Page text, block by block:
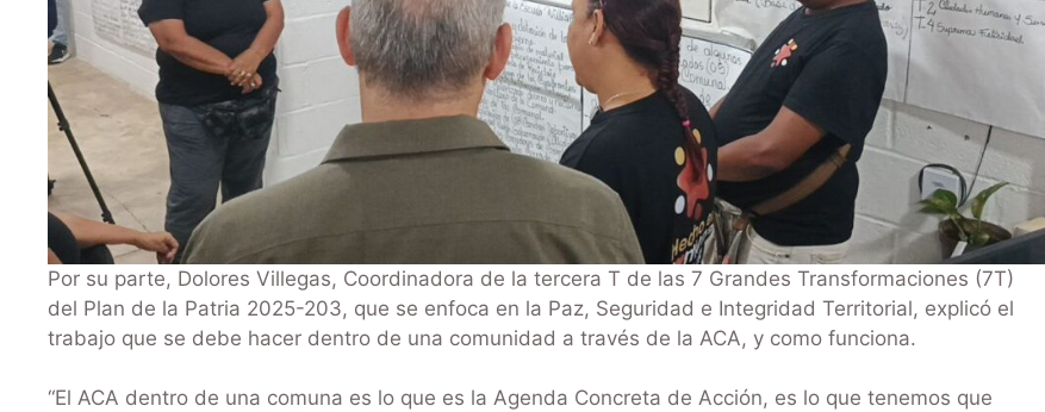
Por su parte, Dolores Villegas, Coordinadora de la tercera T de las 7 Grandes Transformaciones (7T)
del Plan de la Patria 2025-203, que se enfoca en la Paz, Seguridad e Integridad Territorial, explicó el
trabajo que se debe hacer dentro de una comunidad a través de la ACA, y como funciona.
“El ACA dentro de una comuna es lo que es la Agenda Concreta de Acción, es lo que tenemos que